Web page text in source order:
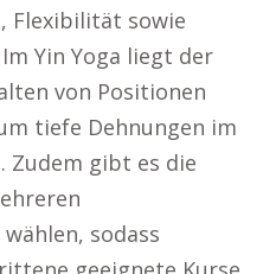
Flexibilität sowie
Yin Yoga liegt der
von Positionen
tiefe Dehnungen im
Zudem gibt es die
sodass